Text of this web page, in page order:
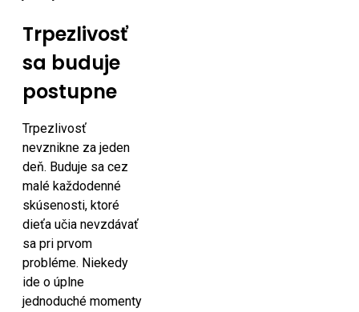
Trpezlivosť
sa buduje
postupne
Trpezlivosť
nevznikne za jeden
deň. Buduje sa cez
malé každodenné
skúsenosti, ktoré
dieťa učia nevzdávať
sa pri prvom
probléme. Niekedy
ide o úplne
jednoduché momenty